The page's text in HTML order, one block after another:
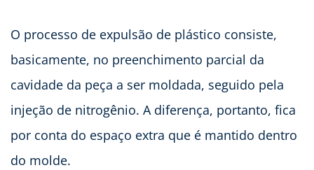
O processo de expulsão de plástico consiste,
basicamente, no preenchimento parcial da
cavidade da peça a ser moldada, seguido pela
injeção de nitrogênio. A diferença, portanto, fica
por conta do espaço extra que é mantido dentro
do molde.